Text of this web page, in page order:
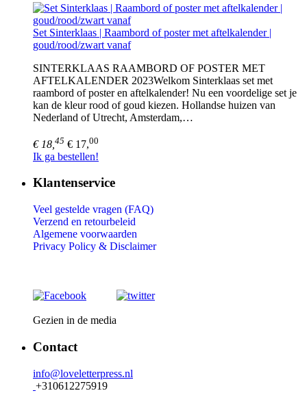
Set Sinterklaas | Raambord of poster met aftelkalender |
goud/rood/zwart vanaf
SINTERKLAAS RAAMBORD OF POSTER MET
AFTELKALENDER 2023Welkom Sinterklaas set met
raambord of poster en aftelkalender! Nu een voordelige set je
kan de kleur rood of goud kiezen. Hollandse huizen van
Nederland of Utrecht, Amsterdam,…
€ 18, 45 € 17,00
Ik ga bestellen!
Klantenservice
Veel gestelde vragen (FAQ)
Verzend en retourbeleid
Algemene voorwaarden
Privacy Policy & Disclaimer
Gezien in de media
Contact
info@loveletterpress.nl
+310612275919